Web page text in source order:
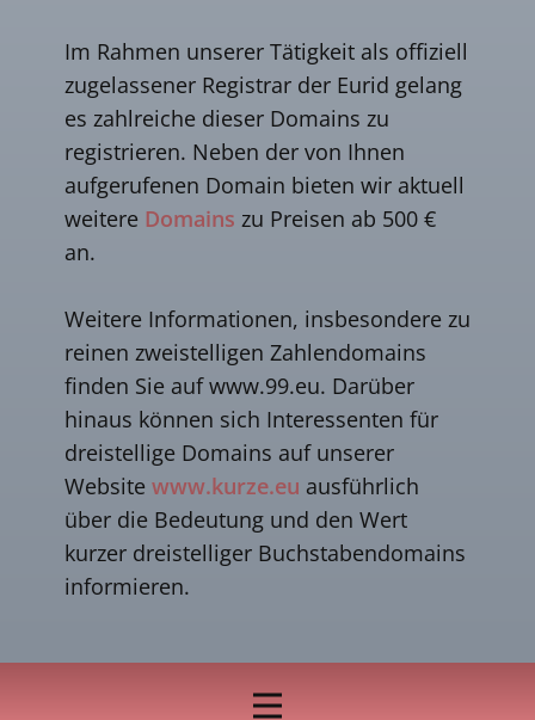
Im Rahmen unserer Tätigkeit als offiziell
zugelassener Registrar der Eurid gelang
es zahlreiche dieser Domains zu
registrieren. Neben der von Ihnen
aufgerufenen Domain bieten wir aktuell
weitere Domains zu Preisen ab 500 €
an.
Weitere Informationen, insbesondere zu
reinen zweistelligen Zahlendomains
finden Sie auf www.99.eu. Darüber
hinaus können sich Interessenten für
dreistellige Domains auf unserer
Website www.kurze.eu ausführlich
über die Bedeutung und den Wert
kurzer dreistelliger Buchstabendomains
informieren.